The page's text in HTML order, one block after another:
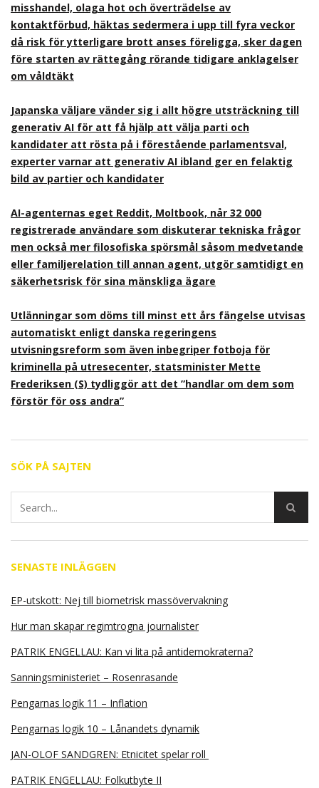
misshandel, olaga hot och överträdelse av
kontaktförbud, häktas sedermera i upp till fyra veckor
då risk för ytterligare brott anses föreligga, sker dagen
före starten av rättegång rörande tidigare anklagelser
om våldtäkt
Japanska väljare vänder sig i allt högre utsträckning till
generativ AI för att få hjälp att välja parti och
kandidater att rösta på i förestående parlamentsval,
experter varnar att generativ AI ibland ger en felaktig
bild av partier och kandidater
AI-agenternas eget Reddit, Moltbook, når 32 000
registrerade användare som diskuterar tekniska frågor
men också mer filosofiska spörsmål såsom medvetande
eller familjerelation till annan agent, utgör samtidigt en
säkerhetsrisk för sina mänskliga ägare
Utlänningar som döms till minst ett års fängelse utvisas
automatiskt enligt danska regeringens
utvisningsreform som även inbegriper fotboja för
kriminella på utresecenter, statsminister Mette
Frederiksen (S) tydliggör att det ”handlar om dem som
förstör för oss andra”
SÖK PÅ SAJTEN
SENASTE INLÄGGEN
EP-utskott: Nej till biometrisk massövervakning
Hur man skapar regimtrogna journalister
PATRIK ENGELLAU: Kan vi lita på antidemokraterna?
Sanningsministeriet – Rosenrasande
Pengarnas logik 11 – Inflation
Pengarnas logik 10 – Lånandets dynamik
JAN-OLOF SANDGREN: Etnicitet spelar roll
PATRIK ENGELLAU: Folkutbyte II